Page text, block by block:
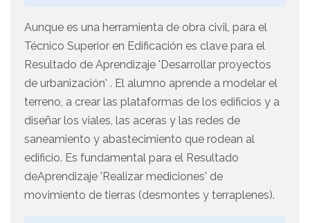
Aunque es una herramienta de obra civil, para el
Técnico Superior en Edificación es clave para el
Resultado de Aprendizaje 'Desarrollar proyectos
de urbanización' . El alumno aprende a modelar el
terreno, a crear las plataformas de los edificios y a
diseñar los viales, las aceras y las redes de
saneamiento y abastecimiento que rodean al
edificio. Es fundamental para el Resultado
deAprendizaje 'Realizar mediciones' de
movimiento de tierras (desmontes y terraplenes).